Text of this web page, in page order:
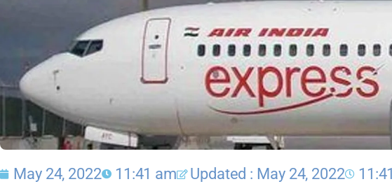
May 24, 2022 11:41 am Updated : May 24, 2022